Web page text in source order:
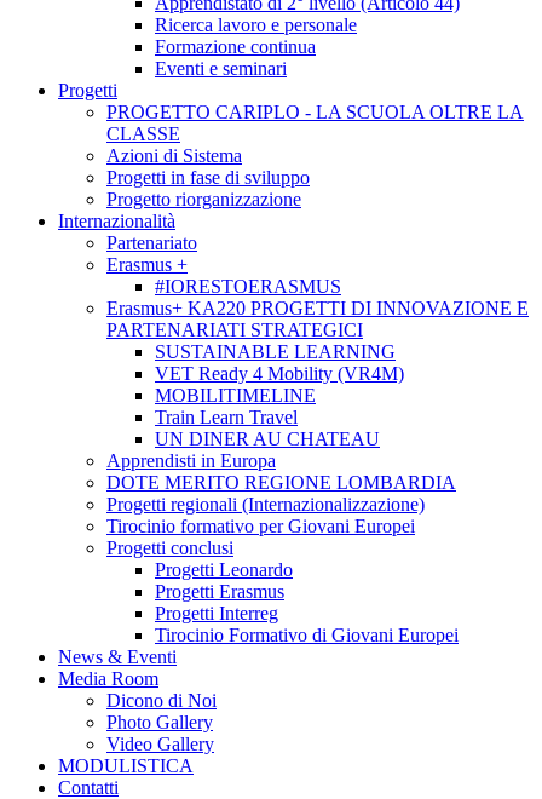
Ricerca lavoro e personale
Formazione continua
Eventi e seminari
Progetti
PROGETTO CARIPLO - LA SCUOLA OLTRE LA
CLASSE
Azioni di Sistema
Progetti in fase di sviluppo
Progetto riorganizzazione
Internazionalità
Partenariato
Erasmus +
#IORESTOERASMUS
Erasmus+ KA220 PROGETTI DI INNOVAZIONE E
PARTENARIATI STRATEGICI
SUSTAINABLE LEARNING
VET Ready 4 Mobility (VR4M)
MOBILITIMELINE
Train Learn Travel
UN DINER AU CHATEAU
Apprendisti in Europa
DOTE MERITO REGIONE LOMBARDIA
Progetti regionali (Internazionalizzazione)
Tirocinio formativo per Giovani Europei
Progetti conclusi
Progetti Leonardo
Progetti Erasmus
Progetti Interreg
Tirocinio Formativo di Giovani Europei
News & Eventi
Media Room
Dicono di Noi
Photo Gallery
Video Gallery
MODULISTICA
Contatti